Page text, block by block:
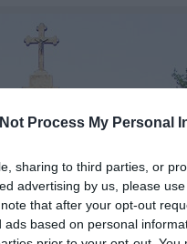
Process My Personal
sharing to third parties, or
advertising by us, please
that after your opt-out
based on personal